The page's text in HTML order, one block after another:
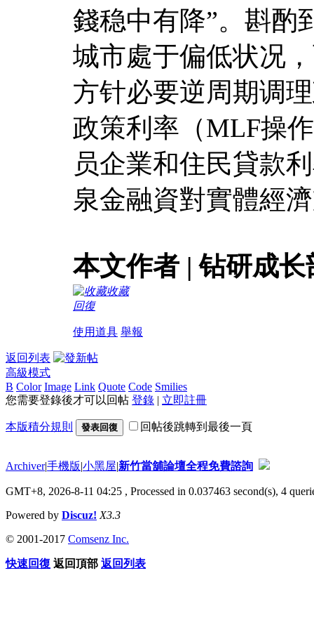
錢稳中有降”。斟酌
城市處于偏低状况
方针必要逆周期调
政策利率（MLF操
员企業和住民貸款
泉金融資對實體經
本文作者 | 钻研成
收藏
回復
使用道具 舉報
返回列表
高級模式
B Color Image Link Quote Code Smilies
您需要登錄後才可以回帖 登錄 | 立即註冊
本版積分規則 發表回復 回帖後跳轉到最後一頁
Archiver|手機版|小黑屋|新竹當舖論壇全程免費諮詢
GMT+8, 2026-8-11 04:25 , Processed in 0.037463 second(s), 4
Powered by Discuz! X3.3
© 2001-2017 Comsenz Inc.
快速回復 返回頂部 返回列表